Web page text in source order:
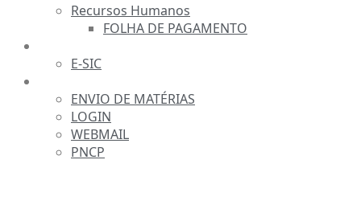
Recursos Humanos
FOLHA DE PAGAMENTO
E-SIC
ENVIO DE MATÉRIAS
LOGIN
WEBMAIL
PNCP